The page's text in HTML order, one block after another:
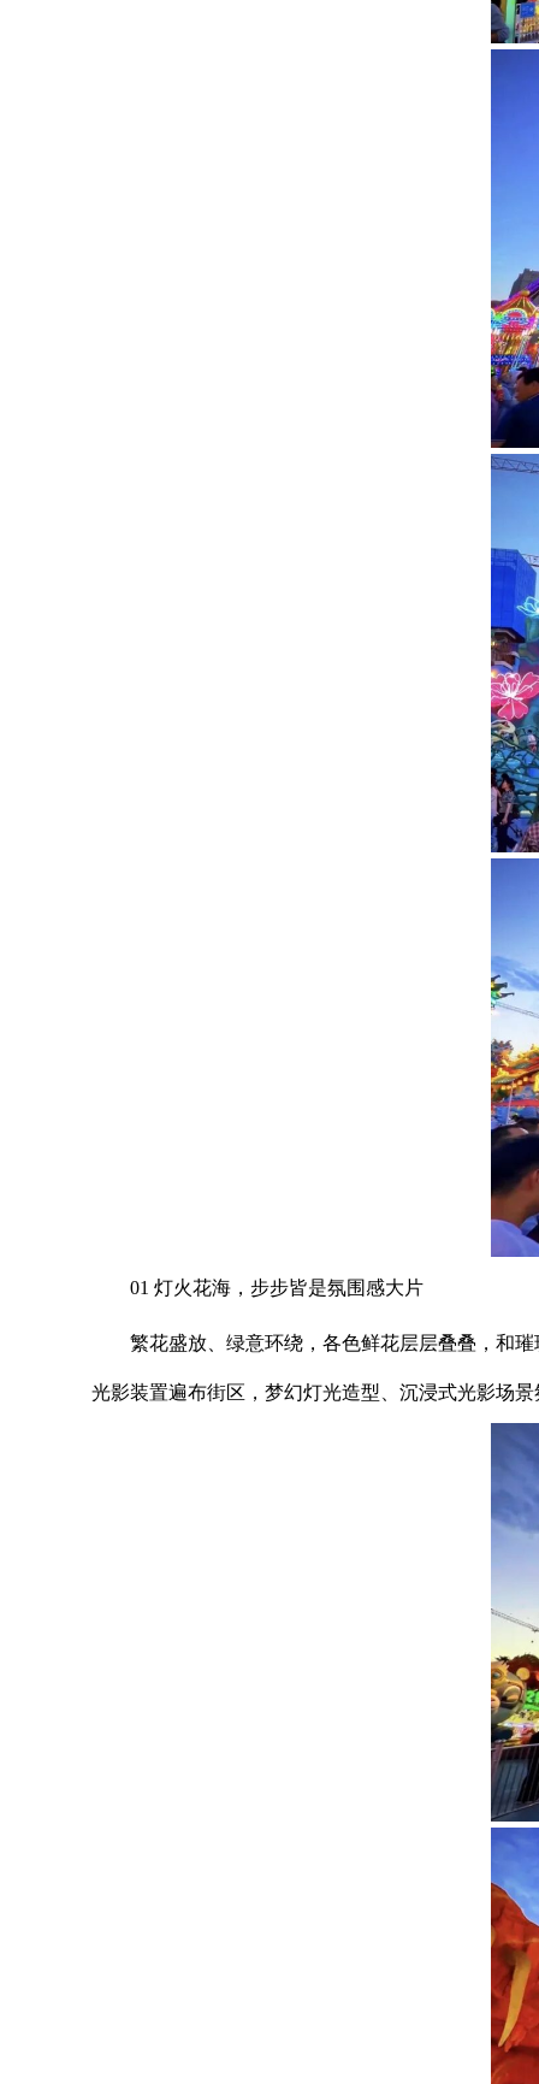
01 灯火花海，步步皆是氛围感大片
繁花盛放、绿意环绕，各色鲜花层层叠叠，和
光影装置遍布街区，梦幻灯光造型、沉浸式光影场